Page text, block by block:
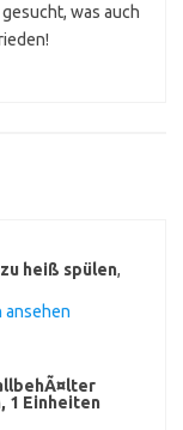
was auch
heiß spülen,
ansehen
1 Einheiten